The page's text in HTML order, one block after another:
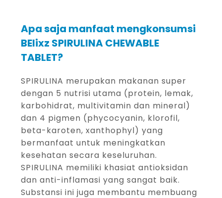
Apa saja manfaat mengkonsumsi
BElixz SPIRULINA CHEWABLE
TABLET?
SPIRULINA merupakan makanan super
dengan 5 nutrisi utama (protein, lemak,
karbohidrat, multivitamin dan mineral)
dan 4 pigmen (phycocyanin, klorofil,
beta-karoten, xanthophyl) yang
bermanfaat untuk meningkatkan
kesehatan secara keseluruhan.
SPIRULINA memiliki khasiat antioksidan
dan anti-inflamasi yang sangat baik.
Substansi ini juga membantu membuang